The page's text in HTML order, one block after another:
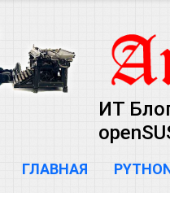
ИТ
ГЛАВНАЯ